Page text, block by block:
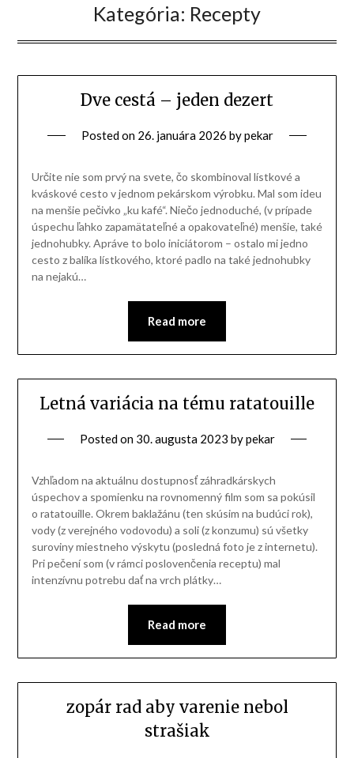
Kategória: Recepty
Dve cestá – jeden dezert
Posted on 26. januára 2026 bypekar
Určite nie som prvý na svete, čo skombinoval lístkové a
kváskové cesto v jednom pekárskom výrobku. Mal som ideu
na menšie pečivko „ku kafé“. Niečo jednoduché, (v prípade
úspechu ľahko zapamätateľné a opakovateľné) menšie, také
jednohubky. Apráve to bolo iniciátorom – ostalo mi jedno
cesto z balíka lístkového, ktoré padlo na také jednohubky
na nejakú…
Read more
Letná variácia na tému ratatouille
Posted on 30. augusta 2023 bypekar
Vzhľadom na aktuálnu dostupnosť záhradkárskych
úspechov a spomienku na rovnomenný film som sa pokúsil
o ratatouille. Okrem baklažánu (ten skúsim na budúci rok),
vody (z verejného vodovodu) a soli (z konzumu) sú všetky
suroviny miestneho výskytu (posledná foto je z internetu).
Pri pečení som (v rámci poslovenčenia receptu) mal
intenzívnu potrebu dať na vrch plátky…
Read more
zopár rad aby varenie nebol
strašiak